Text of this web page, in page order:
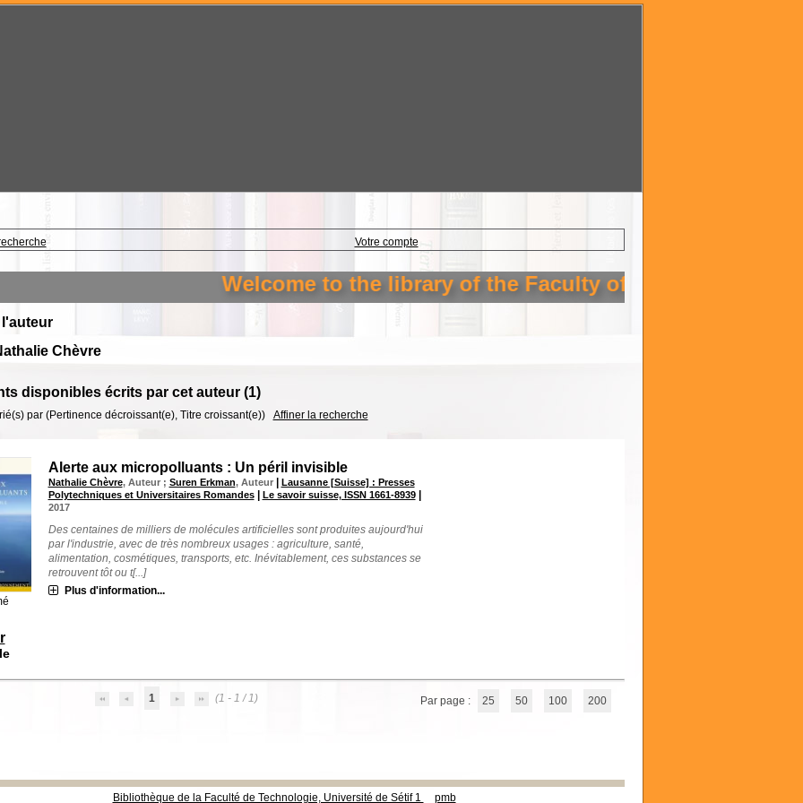
Votre compte
Welcome to the library of the Faculty of Technology Setif
l'auteur
Chèvre
disponibles écrits par cet auteur (1)
par (Pertinence décroissant(e), Titre croissant(e)) Affiner la recherche
Alerte aux micropolluants : Un péril invisible
Nathalie Chèvre, Auteur ; Suren Erkman, Auteur
Lausanne [Suisse] : Presses
Polytechniques et Universitaires Romandes| Le savoir suisse, ISSN 1661-8939|
2017
Des centaines de milliers de molécules artificielles sont produites aujourd'hui
par l'industrie, avec de très nombreux usages : agriculture, santé,
alimentation, cosmétiques, transports, etc. Inévitablement, ces substances se
retrouvent tôt ou t[...]
Plus d'information...
1 (1 - 1 / 1) Par page : 25 50 100 200
Bibliothèque de la Faculté de Technologie, Université de Sétif 1 pmb